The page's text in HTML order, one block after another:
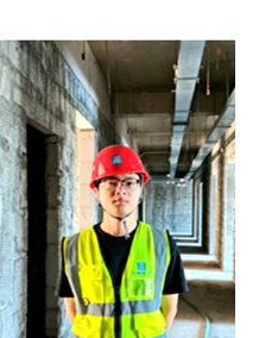
二等奖6项、三等奖1项，与多
奖数量与质量的双重突破，创下
教育部与西门子公司战略合作
能制造领域规模最...